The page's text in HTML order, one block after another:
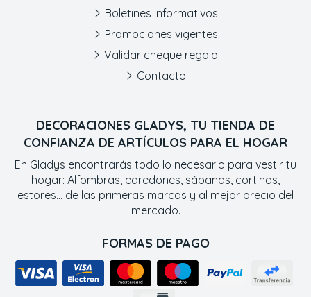
DECORACIONES GLADYS, TU TIENDA DE
CONFIANZA DE ARTÍCULOS PARA EL HOGAR
En Gladys encontrarás todo lo necesario para vestir tu
hogar: Alfombras, edredones, sábanas, cortinas,
estores... de las primeras marcas y al mejor precio del
mercado.
FORMAS DE PAGO
Boletines informativos
Promociones vigentes
Validar cheque regalo
Contacto